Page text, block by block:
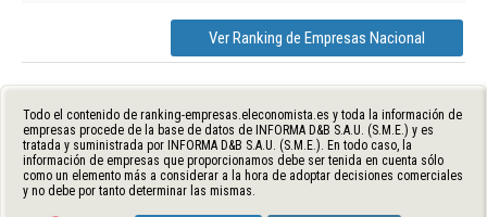
Ver Ranking de Empresas Nacional
Todo el contenido de ranking-empresas.eleconomista.es y toda la información de
empresas procede de la base de datos de INFORMA D&B S.A.U. (S.M.E.) y es
tratada y suministrada por INFORMA D&B S.A.U. (S.M.E.). En todo caso, la
información de empresas que proporcionamos debe ser tenida en cuenta sólo
como un elemento más a considerar a la hora de adoptar decisiones comerciales
y no debe por tanto determinar las mismas.